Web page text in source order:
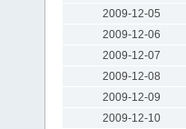
2009-12-05
2009-12-06
2009-12-07
2009-12-08
2009-12-09
2009-12-10